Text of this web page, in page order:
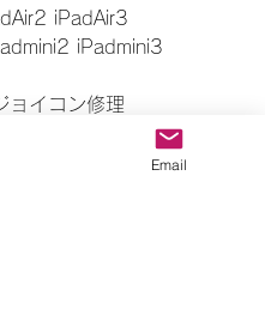
iPadAir3
iPadmini3
ョイコン修理
本宮　二本松　須賀川
の日の内に修理できます
Email